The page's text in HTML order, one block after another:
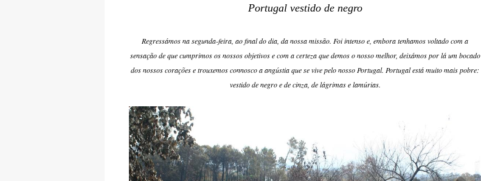
Portugal vestido de negro
Regressámos na segunda-feira, ao final do dia, da nossa missão. Foi intenso e, embora tenhamos voltado com a
sensação de que cumprimos os nossos objetivos e com a certeza que demos o nosso melhor, deixámos por lá um bocado
dos nossos corações e trouxemos connosco a angústia que se vive pelo nosso Portugal. Portugal está muito mais pobre:
vestido de negro e de cinza, de lágrimas e lamúrias.